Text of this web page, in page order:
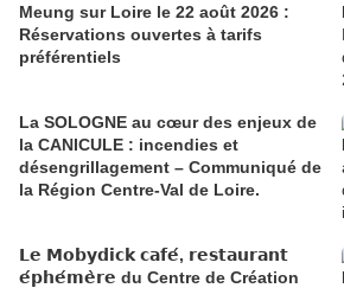
Meung sur Loire le 22 août 2026 :
Réservations ouvertes à tarifs
préférentiels
La SOLOGNE au cœur des enjeux de
la CANICULE : incendies et
désengrillagement – Communiqué de
la Région Centre-Val de Loire.
𝗟𝗲 𝗠𝗼𝗯𝘆𝗱𝗶𝗰𝗸 𝗰𝗮𝗳𝗲́, 𝗿𝗲𝘀𝘁𝗮𝘂𝗿𝗮𝗻𝘁
𝗲́𝗽𝗵𝗲́𝗺𝗲̀𝗿𝗲 du Centre de Création